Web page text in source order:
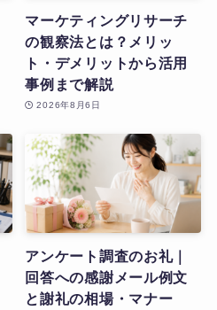
マーケティングリサーチ
の観察法とは？メリッ
ト・デメリットから活用
事例まで解説
2026年8月6日
アンケート調査のお礼｜
回答への感謝メール例文
と謝礼の相場・マナー